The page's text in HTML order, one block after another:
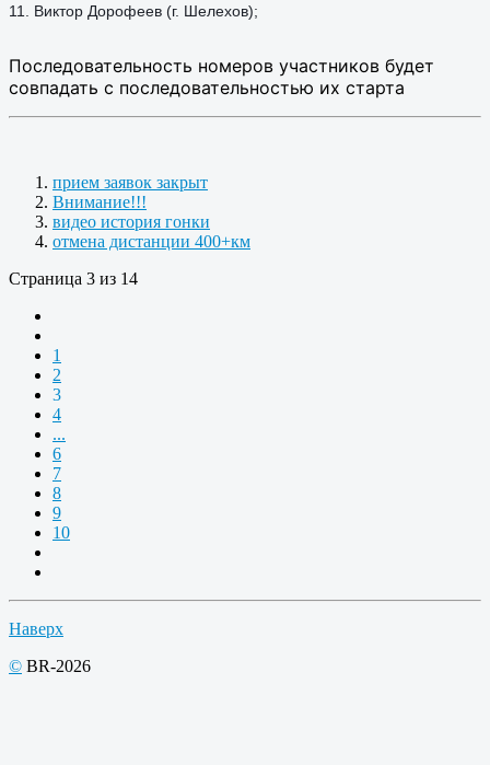
11. Виктор Дорофеев (г. Шелехов);
Последовательность номеров участников будет
совпадать с последовательностью их старта
прием заявок закрыт
Внимание!!!
видео история гонки
отмена дистанции 400+км
Страница 3 из 14
1
2
3
4
...
6
7
8
9
10
Наверх
© BR-2026